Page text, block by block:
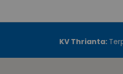
KV Thrianta: